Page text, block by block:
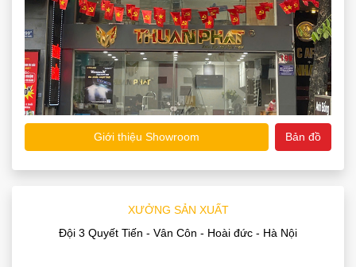
Giới thiệu Showroom Bản đồ
XƯỞNG SẢN XUẤT
Đội 3 Quyết Tiến - Vân Côn - Hoài đức - Hà Nội